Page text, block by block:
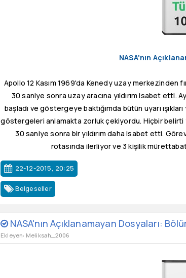
NASA'nın
Apollo 12 Kasım 1969'da Kenedy uzay merkezinden
30 saniye sonra uzay aracına yıldırım isabet etti.
başladı ve göstergeye baktığımda bütün uyarı
göstergeleri anlamakta zorluk çekiyordu. Hiçbir belirti
30 saniye sonra bir yıldırım daha isabet etti.
rotasında ilerliyor ve 3 kişilik
22-12-2015, 20:25
Belgeseller
NASA'nın Açıklanamayan Dosyaları:
Ekleyen: Meliksah_2006